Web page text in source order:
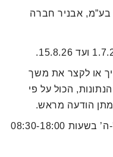
אבניר חברה
או לקצר את משך
הכול על פי
הודעה מראש.
מועדי פתיחת סניפים: בימים א’-ה’ בשעות 08:30-18:00